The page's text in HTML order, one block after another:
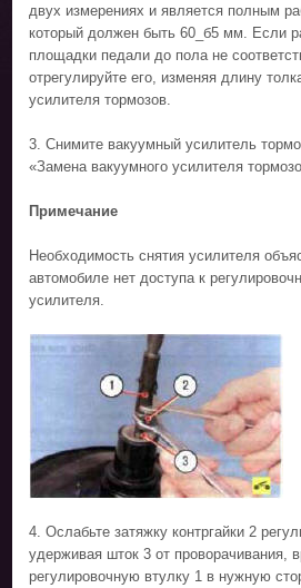
двух измерениях и является полным
который должен быть 60_б5 мм. Если
площадки педали до пола не
отрегулируйте его, изменяя длину
усилителя тормозов.
3. Снимите вакуумный усилитель
«Замена вакуумного усилителя
Примечание
Необходимость снятия усилителя
автомобиле нет доступа к
усилителя.
4. Ослабьте затяжку контргайки 2
удерживая шток 3 от проворачивания,
регулировочную втулку 1 в нужную